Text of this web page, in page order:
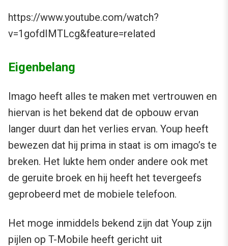
https://www.youtube.com/watch?
v=1gofdIMTLcg&feature=related
Eigenbelang
Imago heeft alles te maken met vertrouwen en
hiervan is het bekend dat de opbouw ervan
langer duurt dan het verlies ervan. Youp heeft
bewezen dat hij prima in staat is om imago’s te
breken. Het lukte hem onder andere ook met
de geruite broek en hij heeft het tevergeefs
geprobeerd met de mobiele telefoon.
Het moge inmiddels bekend zijn dat Youp zijn
pijlen op T-Mobile heeft gericht uit